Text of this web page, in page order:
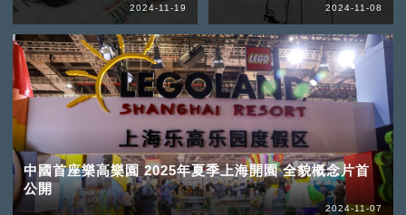
2024-11-19 2024-11-08
中國首座樂高樂園 2025年夏季上海開園 全貌概念片首
公開
2024-11-07